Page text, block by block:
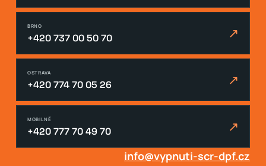
BRNO
+420 737 00 50 70 ↗
OSTRAVA
+420 774 70 05 26 ↗
MOBILNĚ
+420 777 70 49 70 ↗
info@vypnuti-scr-dpf.cz